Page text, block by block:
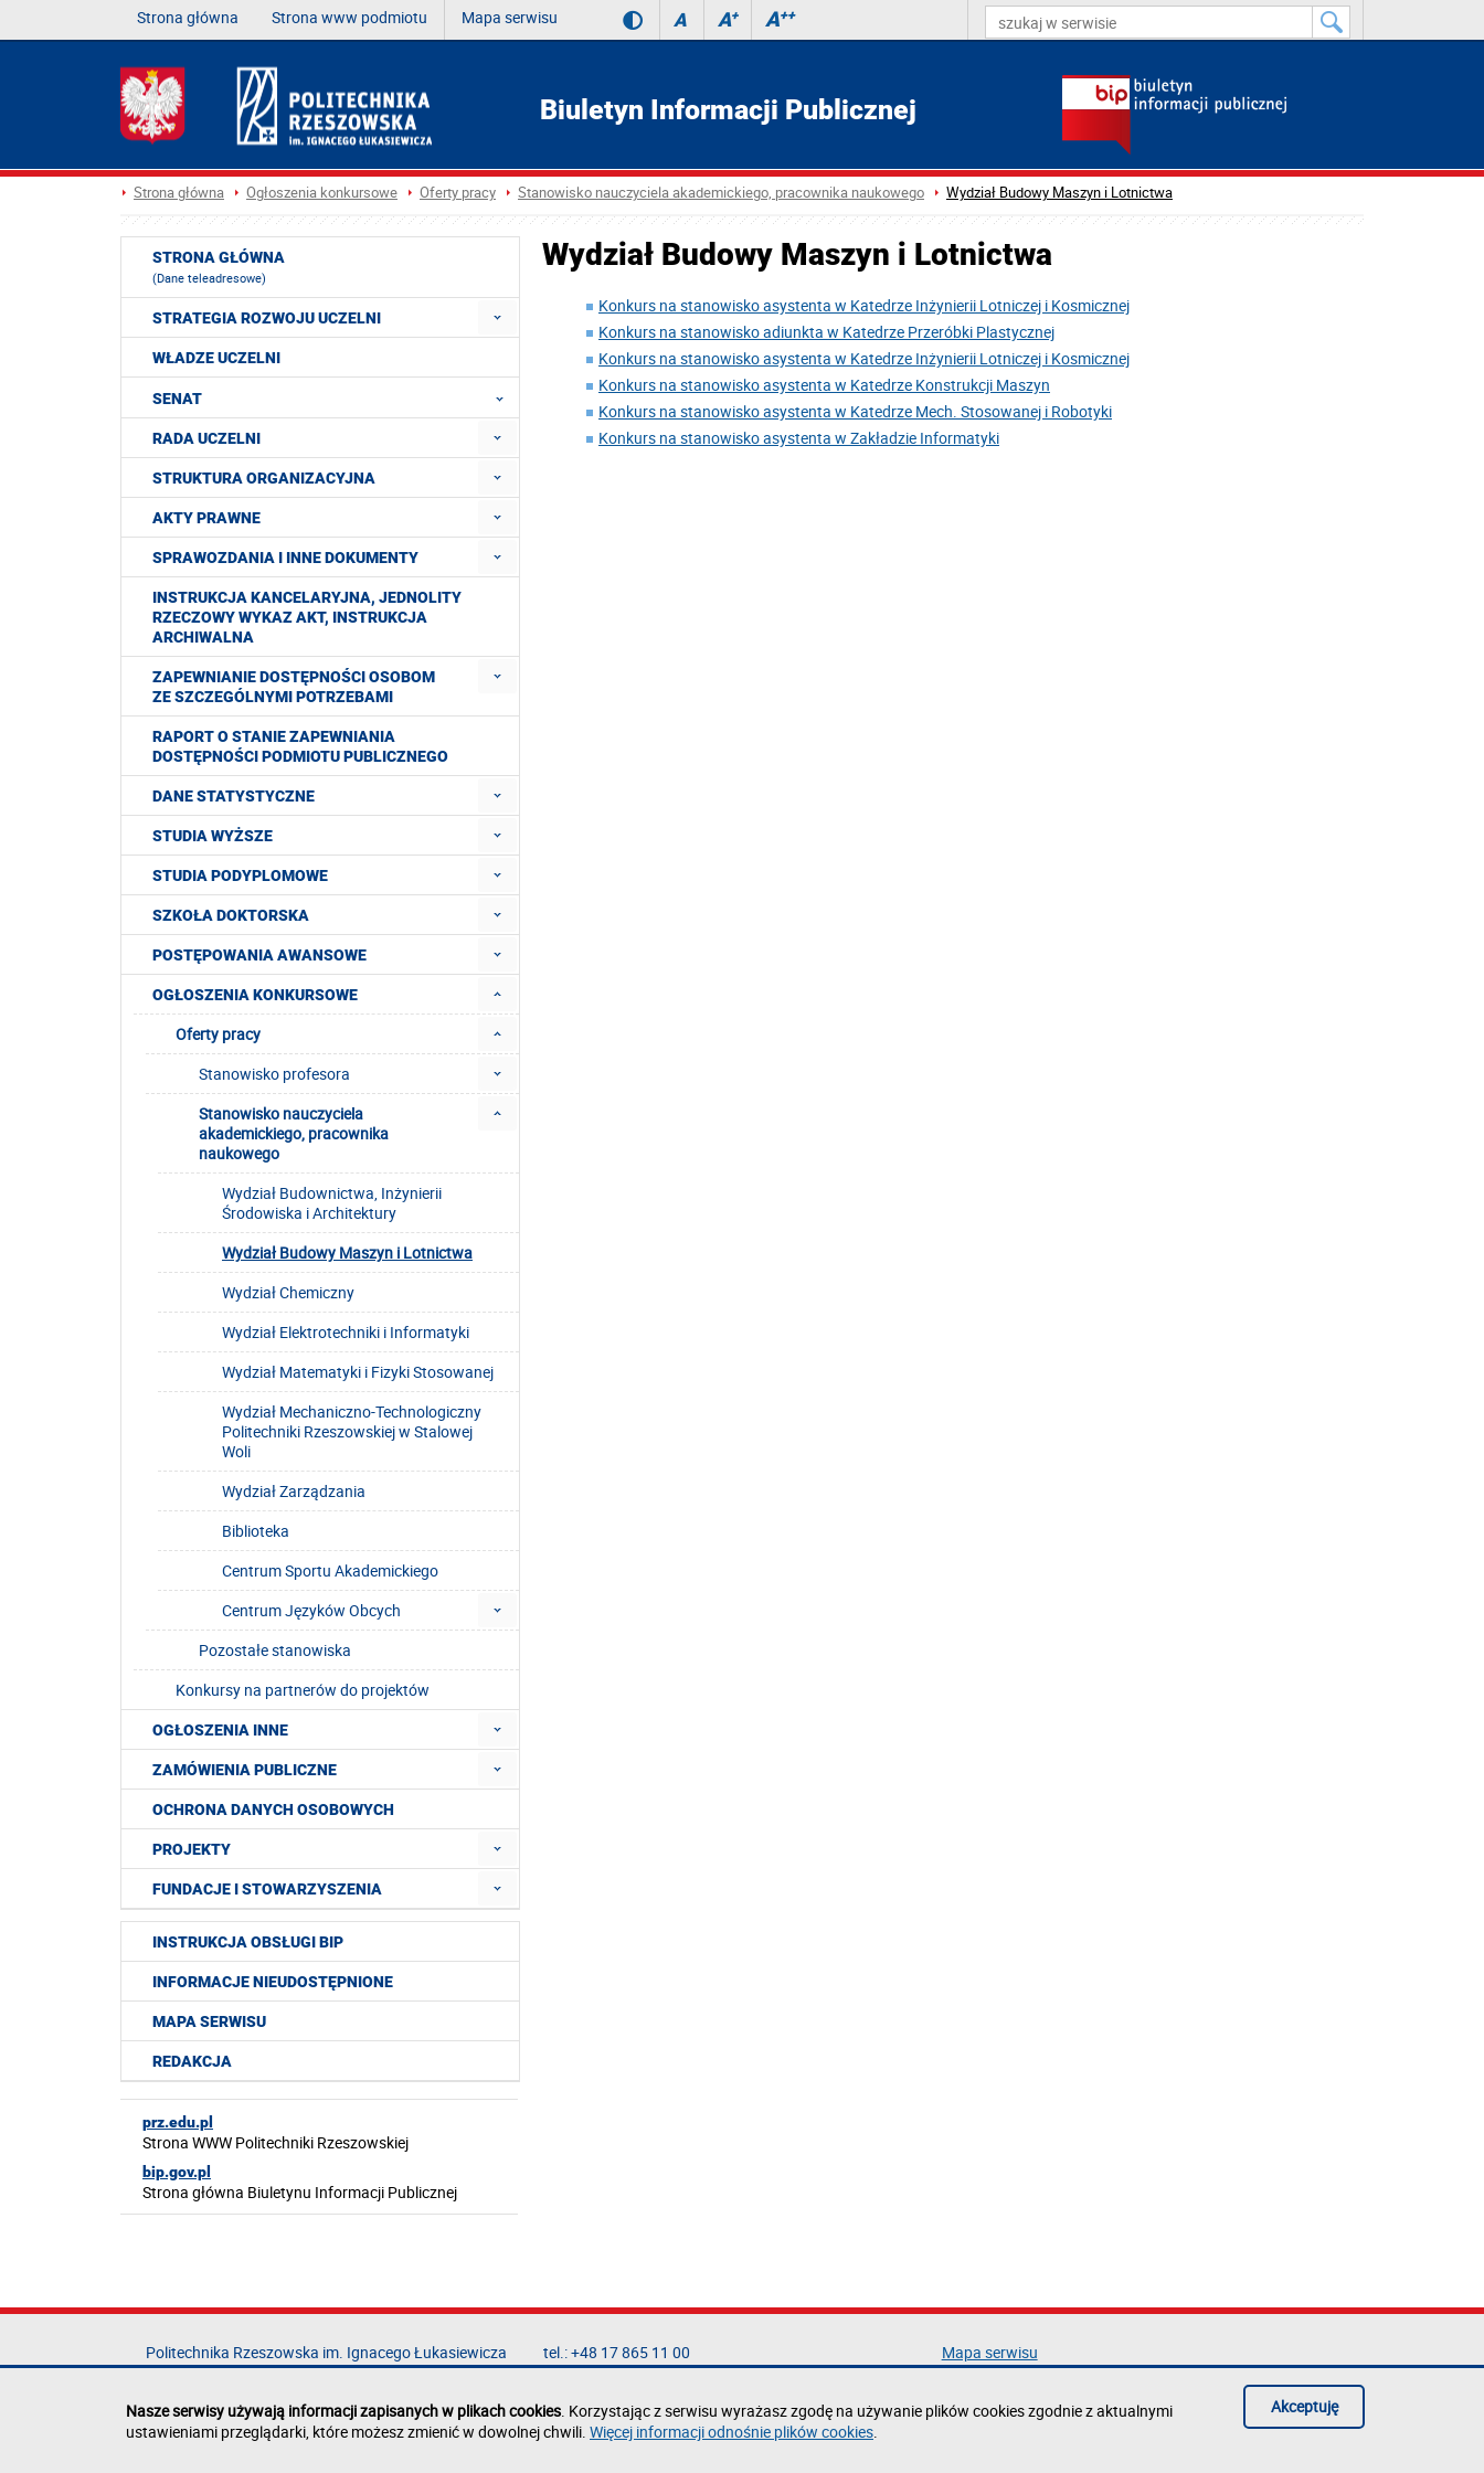
Strona główna Strona www podmiotu Mapa serwisu A A+ A++
Biuletyn Informacji Publicznej
Strona główna Ogłoszenia konkursowe Oferty pracy Stanowisko nauczyciela akademickiego, pracownika naukowego Wydział Budowy Maszyn i Lotnictwa
Wydział Budowy Maszyn i Lotnictwa
Konkurs na stanowisko asystenta w Katedrze Inżynierii Lotniczej i Kosmicznej
Konkurs na stanowisko adiunkta w Katedrze Przeróbki Plastycznej
Konkurs na stanowisko asystenta w Katedrze Inżynierii Lotniczej i Kosmicznej
Konkurs na stanowisko asystenta w Katedrze Konstrukcji Maszyn
Konkurs na stanowisko asystenta w Katedrze Mech. Stosowanej i Robotyki
Konkurs na stanowisko asystenta w Zakładzie Informatyki
STRONA GŁÓWNA
(Dane teleadresowe)
STRATEGIA ROZWOJU UCZELNI
WŁADZE UCZELNI
SENAT
RADA UCZELNI
STRUKTURA ORGANIZACYJNA
AKTY PRAWNE
SPRAWOZDANIA I INNE DOKUMENTY
INSTRUKCJA KANCELARYJNA, JEDNOLITY
RZECZOWY WYKAZ AKT, INSTRUKCJA
ARCHIWALNA
ZAPEWNIANIE DOSTĘPNOŚCI OSOBOM
ZE SZCZEGÓLNYMI POTRZEBAMI
RAPORT O STANIE ZAPEWNIANIA
DOSTĘPNOŚCI PODMIOTU PUBLICZNEGO
DANE STATYSTYCZNE
STUDIA WYŻSZE
STUDIA PODYPLOMOWE
SZKOŁA DOKTORSKA
POSTĘPOWANIA AWANSOWE
OGŁOSZENIA KONKURSOWE
Oferty pracy
Stanowisko profesora
Stanowisko nauczyciela
akademickiego, pracownika
naukowego
Wydział Budownictwa, Inżynierii
Środowiska i Architektury
Wydział Budowy Maszyn i Lotnictwa
Wydział Chemiczny
Wydział Elektrotechniki i Informatyki
Wydział Matematyki i Fizyki Stosowanej
Wydział Mechaniczno-Technologiczny
Politechniki Rzeszowskiej w Stalowej
Woli
Wydział Zarządzania
Biblioteka
Centrum Sportu Akademickiego
Centrum Języków Obcych
Pozostałe stanowiska
Konkursy na partnerów do projektów
OGŁOSZENIA INNE
ZAMÓWIENIA PUBLICZNE
OCHRONA DANYCH OSOBOWYCH
PROJEKTY
FUNDACJE I STOWARZYSZENIA
INSTRUKCJA OBSŁUGI BIP
INFORMACJE NIEUDOSTĘPNIONE
MAPA SERWISU
REDAKCJA
prz.edu.pl
Strona WWW Politechniki Rzeszowskiej
bip.gov.pl
Strona główna Biuletynu Informacji Publicznej
Politechnika Rzeszowska im. Ignacego Łukasiewicza
al. Powstańców Warszawy 12
tel.: +48 17 865 11 00
fax: +48 17 854 12 60
Mapa serwisu
Deklaracja dostępności
Zgłoś błąd na stronie
Nasze serwisy używają informacji zapisanych w plikach cookies. Korzystając z serwisu wyrażasz zgodę na używanie plików cookies zgodnie z aktualnymi
ustawieniami przeglądarki, które możesz zmienić w dowolnej chwili. Więcej informacji odnośnie plików cookies.
Akceptuję